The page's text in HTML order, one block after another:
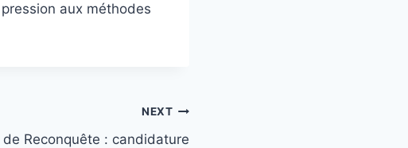
aux méthodes
NEXT
Reconquête : candidature